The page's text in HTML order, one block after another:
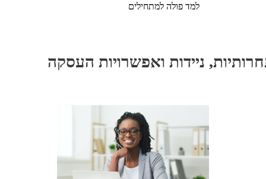
למד פולה למתחילים
ניידות ואפשרויות העסקה